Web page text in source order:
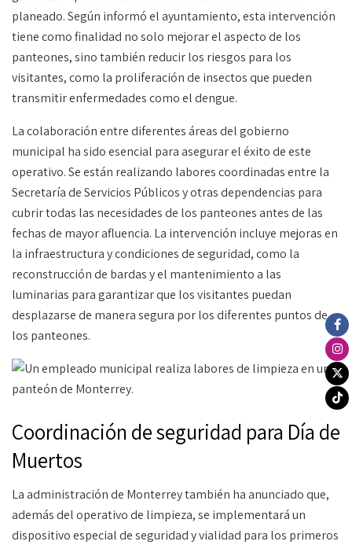
planeado. Según informó el ayuntamiento, esta intervención
tiene como finalidad no solo mejorar el aspecto de los
panteones, sino también reducir los riesgos para los
visitantes, como la proliferación de insectos que pueden
transmitir enfermedades como el dengue.
La colaboración entre diferentes áreas del gobierno
municipal ha sido esencial para asegurar el éxito de este
operativo. Se están realizando labores coordinadas entre la
Secretaría de Servicios Públicos y otras dependencias para
cubrir todas las necesidades de los panteones antes de las
fechas de mayor afluencia. La intervención incluye mejoras en
la infraestructura y condiciones de seguridad, como la
reconstrucción de bardas y el mantenimiento a las
luminarias para garantizar que los visitantes puedan
desplazarse de manera segura por los diferentes puntos de
los panteones.
Coordinación de seguridad para Día de
Muertos
La administración de Monterrey también ha anunciado que,
además del operativo de limpieza, se implementará un
dispositivo especial de seguridad y vialidad para los primeros